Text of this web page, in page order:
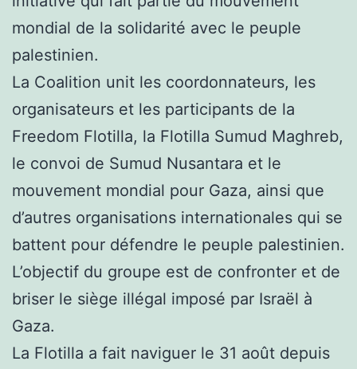
mondial de la solidarité avec le peuple
palestinien.
La Coalition unit les coordonnateurs, les
organisateurs et les participants de la
Freedom Flotilla, la Flotilla Sumud Maghreb,
le convoi de Sumud Nusantara et le
mouvement mondial pour Gaza, ainsi que
d’autres organisations internationales qui se
battent pour défendre le peuple palestinien.
L’objectif du groupe est de confronter et de
briser le siège illégal imposé par Israël à
Gaza.
La Flotilla a fait naviguer le 31 août depuis